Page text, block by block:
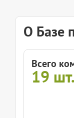
О Базе
Всего
19 шт.